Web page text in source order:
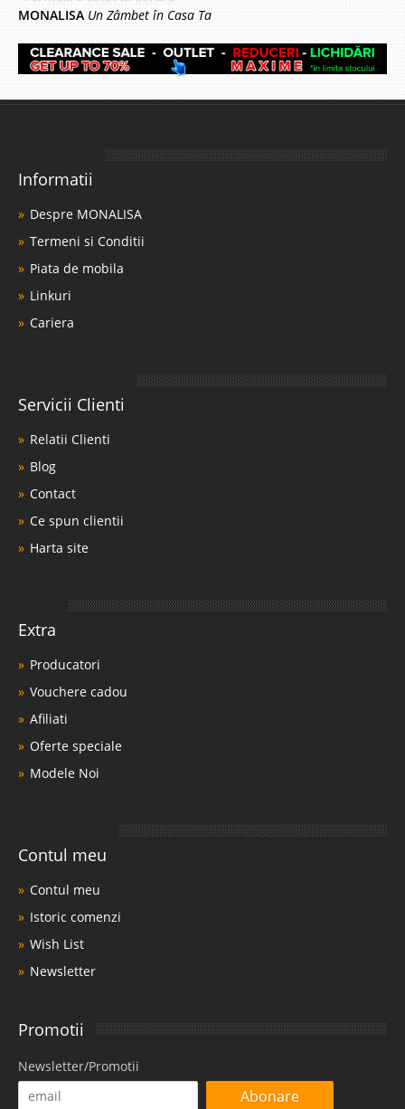
MONALISA Un Zâmbet în Casa Ta
Informatii
Despre MONALISA
Termeni si Conditii
Piata de mobila
Linkuri
Cariera
Servicii Clienti
Relatii Clienti
Blog
Contact
Ce spun clientii
Harta site
Extra
Producatori
Vouchere cadou
Afiliati
Oferte speciale
Modele Noi
Contul meu
Contul meu
Istoric comenzi
Wish List
Newsletter
Promotii
Newsletter/Promotii
Abonare